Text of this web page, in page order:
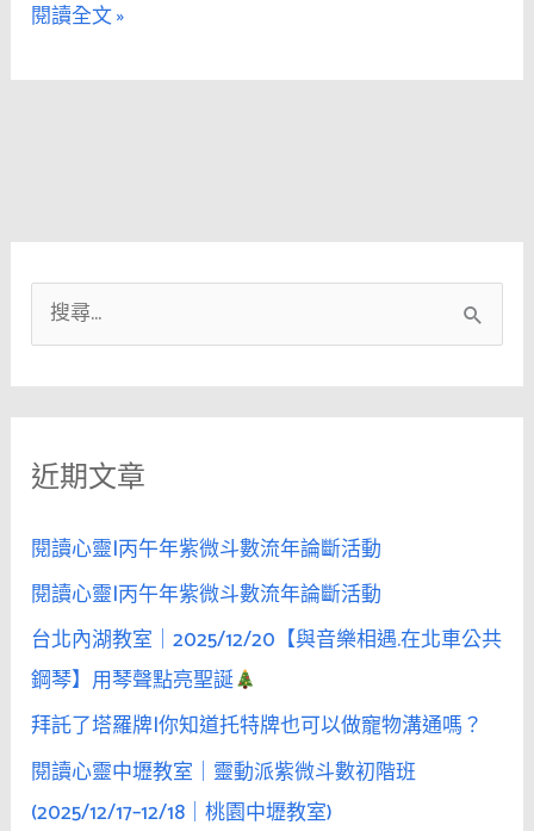
幾
不
《第
會
中
的
人
時
離
席，
氣
氛
會
令
人
無
閱讀全文 »
尋
關
字
近期文章
閱讀心靈|丙午年紫微斗數流年論斷活動
閱讀心靈|丙午年紫微斗數流年論斷活動
台北內湖教室｜2025/12/20【與音樂相遇.在北車公共
鋼琴】用琴聲點亮聖誕
拜託了塔羅牌|你知道托特牌也可以做寵物溝通嗎？
閱讀心靈中壢教室｜靈動派紫微斗數初階班
(2025/12/17–12/18｜桃園中壢教室)